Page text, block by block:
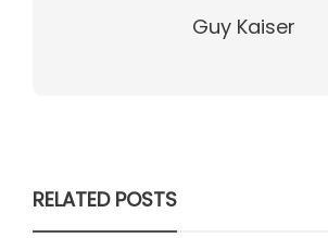
Guy Kaiser
RELATED POSTS